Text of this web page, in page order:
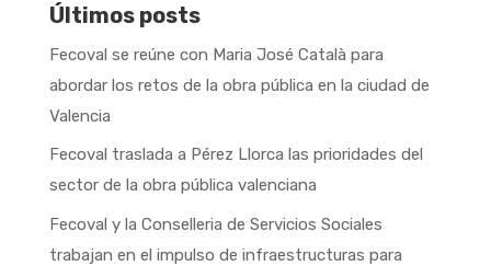
Últimos posts
Fecoval se reúne con Maria José Català para
abordar los retos de la obra pública en la ciudad de
Valencia
Fecoval traslada a Pérez Llorca las prioridades del
sector de la obra pública valenciana
Fecoval y la Conselleria de Servicios Sociales
trabajan en el impulso de infraestructuras para